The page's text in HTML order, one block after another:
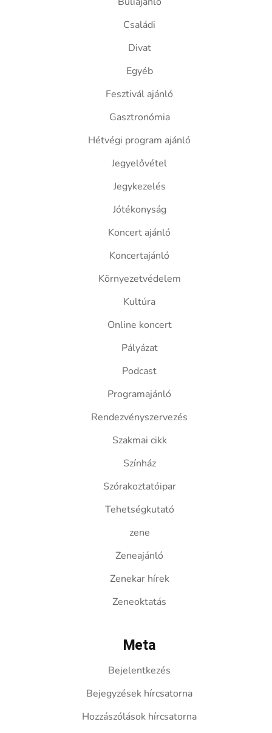
Családi
Divat
Egyéb
Fesztivál ajánló
Gasztronómia
Hétvégi program ajánló
Jegyelővétel
Jegykezelés
Jótékonyság
Koncert ajánló
Koncertajánló
Környezetvédelem
Kultúra
Online koncert
Pályázat
Podcast
Programajánló
Rendezvényszervezés
Szakmai cikk
Színház
Szórakoztatóipar
Tehetségkutató
zene
Zeneajánló
Zenekar hírek
Zeneoktatás
Meta
Bejelentkezés
Bejegyzések hírcsatorna
Hozzászólások hírcsatorna